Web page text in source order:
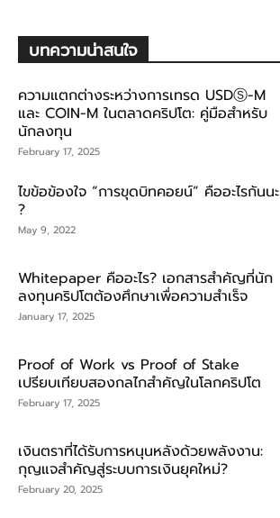
บทความน่าสนใจ
ความแตกต่างระหว่างการเทรด USDⓈ-M
และ COIN-M ในตลาดคริปโต: คู่มือสำหรับ
นักลงทุน
February 17, 2025
ไขข้อข้องใจ “การขุดบิทคอยน์” คืออะไรกันนะ
?
May 9, 2022
Whitepaper คืออะไร? เอกสารสำคัญที่นัก
ลงทุนคริปโตต้องศึกษาเพื่อความสำเร็จ
January 17, 2025
Proof of Work vs Proof of Stake
เปรียบเทียบสองกลไกสำคัญในโลกคริปโต
February 17, 2025
เงินตราที่ได้รับการหนุนหลังด้วยพลังงาน:
กุญแจสำคัญสู่ระบบการเงินยุคใหม่?
February 20, 2025